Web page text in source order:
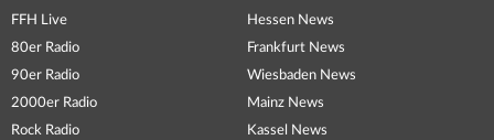
FFH Live
80er Radio
90er Radio
2000er Radio
Rock Radio
Hessen News
Frankfurt News
Wiesbaden News
Mainz News
Kassel News